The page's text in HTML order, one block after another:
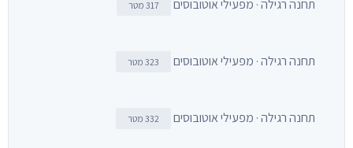
תחנה רגילה · מפעילי אוטובוסים 317 מטר
תחנה רגילה · מפעילי אוטובוסים 323 מטר
תחנה רגילה · מפעילי אוטובוסים 332 מטר